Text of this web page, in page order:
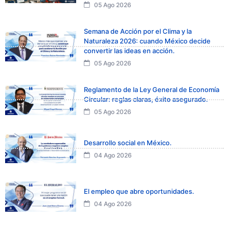
05 Ago 2026
Semana de Acción por el Clima y la
Naturaleza 2026: cuando México decide
convertir las ideas en acción.
05 Ago 2026
Reglamento de la Ley General de Economía
Circular: reglas claras, éxito asegurado.
05 Ago 2026
Desarrollo social en México.
04 Ago 2026
El empleo que abre oportunidades.
04 Ago 2026